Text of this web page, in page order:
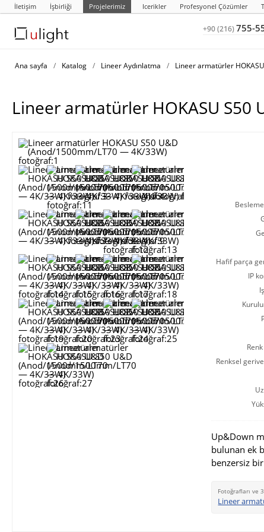
İletişim İşbirliği Projelerimiz Icerikler Profesyonel Çözümler
+90 (216)755-
Ana sayfa / Katalog / Lineer Aydınlatma / Lineer armatürler
Lineer armatürler HOKASU
Hafif parça
IP
Renk
Renksel
Up&Down
bulunan ek
benzersiz
Fotoğrafları ve
Lineer